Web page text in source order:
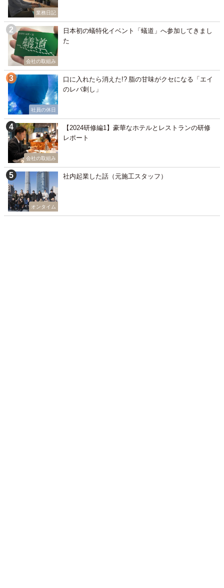
業務日記
会社の取組み
日本初の蟻特化イベント「蟻道」へ参加してきまし
た
社員の休日
口に入れたら消えた!? 脂の甘味がクセになる「エイ
のレバ刺し」
会社の取組み
【2024研修編1】豪華なホテルとレストランの研修
レポート
オンタイム
社内起業した話（元施工スタッフ）